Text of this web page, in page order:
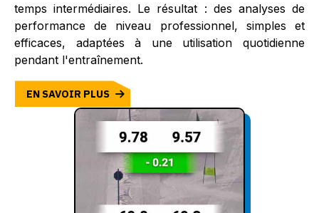
temps intermédiaires. Le résultat : des analyses de
performance de niveau professionnel, simples et
efficaces, adaptées à une utilisation quotidienne
pendant l'entraînement.
EN SAVOIR PLUS